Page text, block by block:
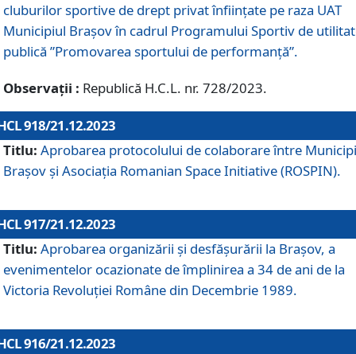
cluburilor sportive de drept privat înființate pe raza UAT
Municipiul Brașov în cadrul Programului Sportiv de
publică ”Promovarea sportului de performanță”.
Observații : Republică H.C.L. nr. 728/2023.
918/21.12.2023
Titlu: Aprobarea protocolului de colaborare între
Brașov și Asociația Romanian Space Initiative (ROSPIN).
917/21.12.2023
Titlu: Aprobarea organizării şi desfăşurării la Braşov, a
evenimentelor ocazionate de împlinirea a 34 de ani de la
Victoria Revoluţiei Române din Decembrie 1989.
916/21.12.2023